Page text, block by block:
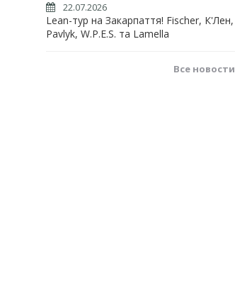
22.07.2026
Lean-тур на Закарпаття! Fischer, К'Лен,
Pavlyk, W.P.E.S. та Lamella
Все новости